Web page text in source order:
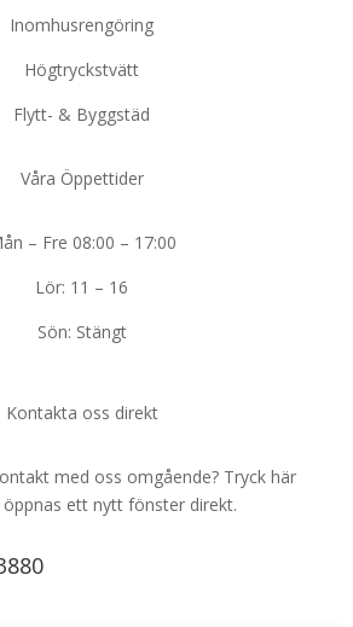
Inomhusrengöring
Högtryckstvätt
Flytt- & Byggstäd
Våra Öppettider
– Fre 08:00 – 17:00
Lör: 11 – 16
Sön: Stängt
Kontakta oss direkt
med oss omgående? Tryck här
öppnas ett nytt fönster direkt.